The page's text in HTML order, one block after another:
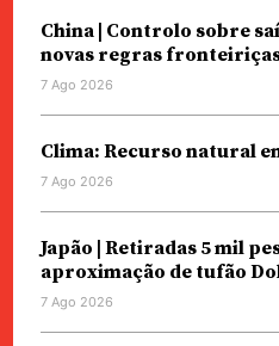
China | Controlo sobre
novas regras
7 Ago 2026
Clima: Recurso natural
7 Ago 2026
Japão | Retiradas 5 mil
aproximação de tufão
7 Ago 2026